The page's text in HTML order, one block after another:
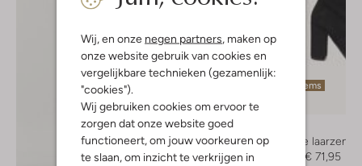
Wij, en onze negen partners, maken op
onze website gebruik van cookies en
vergelijkbare technieken (gezamenlijk:
"cookies").
Wij gebruiken cookies om ervoor te
zorgen dat onze website goed
functioneert, om jouw voorkeuren op
te slaan, om inzicht te verkrijgen in
Laatste items
Overknee laarzen
€ 71,95